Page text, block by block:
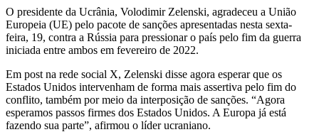
O presidente da Ucrânia, Volodimir Zelenski, agradeceu a União
Europeia (UE) pelo pacote de sanções apresentadas nesta sexta-
feira, 19, contra a Rússia para pressionar o país pelo fim da guerra
iniciada entre ambos em fevereiro de 2022.
Em post na rede social X, Zelenski disse agora esperar que os
Estados Unidos intervenham de forma mais assertiva pelo fim do
conflito, também por meio da interposição de sanções. “Agora
esperamos passos firmes dos Estados Unidos. A Europa já está
fazendo sua parte”, afirmou o líder ucraniano.